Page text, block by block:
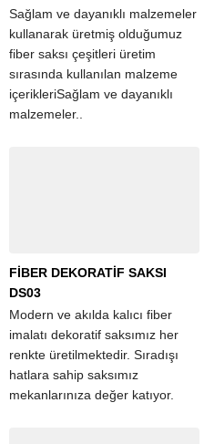
Sağlam ve dayanıklı malzemeler
kullanarak üretmiş olduğumuz
fiber saksı çeşitleri üretim
sırasında kullanılan malzeme
içerikleriSağlam ve dayanıklı
malzemeler..
FİBER DEKORATİF SAKSI
DS03
Modern ve akılda kalıcı fiber
imalatı dekoratif saksımız her
renkte üretilmektedir. Sıradışı
hatlara sahip saksımız
mekanlarınıza değer katıyor.